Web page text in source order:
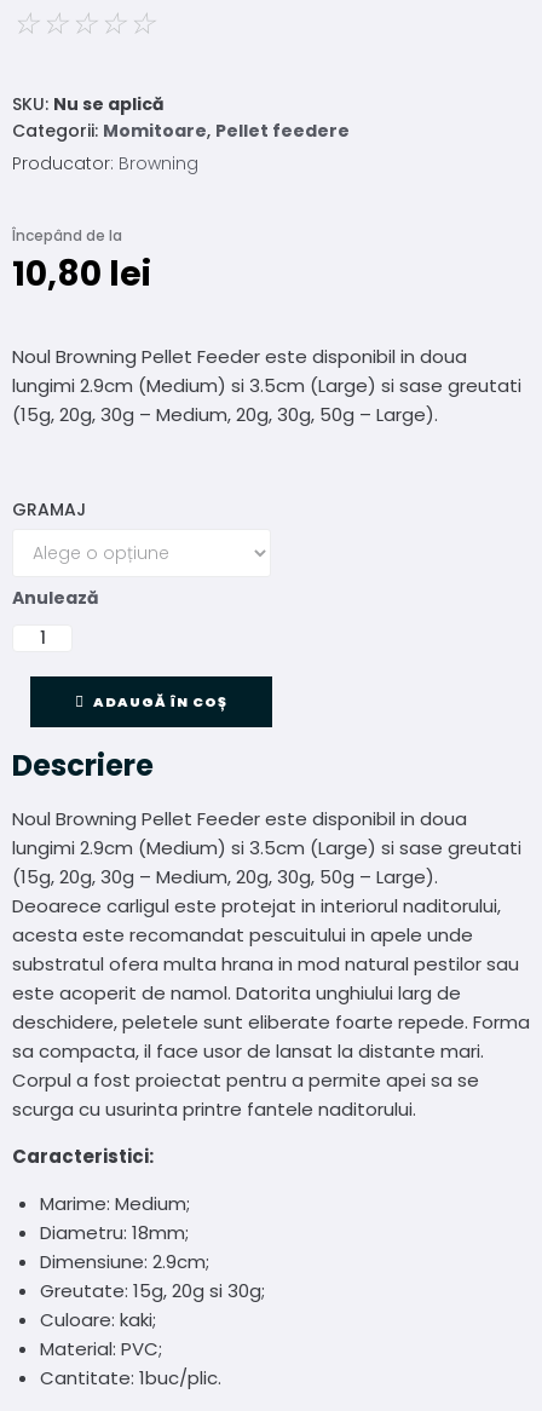
☆ ☆ ☆ ☆ ☆
SKU: Nu se aplică
Categorii: Momitoare, Pellet feedere
Producator: Browning
Începând de la
10,80 lei
Noul Browning Pellet Feeder este disponibil in doua
lungimi 2.9cm (Medium) si 3.5cm (Large) si sase greutati
(15g, 20g, 30g – Medium, 20g, 30g, 50g – Large).
GRAMAJ
Anulează
ADAUGĂ ÎN COȘ
Descriere
Noul Browning Pellet Feeder este disponibil in doua
lungimi 2.9cm (Medium) si 3.5cm (Large) si sase greutati
(15g, 20g, 30g – Medium, 20g, 30g, 50g – Large).
Deoarece carligul este protejat in interiorul naditorului,
acesta este recomandat pescuitului in apele unde
substratul ofera multa hrana in mod natural pestilor sau
este acoperit de namol. Datorita unghiului larg de
deschidere, peletele sunt eliberate foarte repede. Forma
sa compacta, il face usor de lansat la distante mari.
Corpul a fost proiectat pentru a permite apei sa se
scurga cu usurinta printre fantele naditorului.
Caracteristici:
Marime: Medium;
Diametru: 18mm;
Dimensiune: 2.9cm;
Greutate: 15g, 20g si 30g;
Culoare: kaki;
Material: PVC;
Cantitate: 1buc/plic.